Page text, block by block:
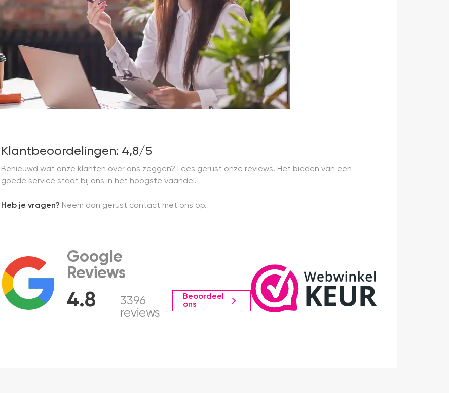
Klantbeoordelingen: 4,8/5
Benieuwd wat onze klanten over ons zeggen? Lees gerust onze reviews. Het bieden van een
goede service staat bij ons in het hoogste vaandel.
Heb je vragen? Neem dan gerust contact met ons op.
4.8
Google
Reviews
3396
reviews
Beoordeel
ons